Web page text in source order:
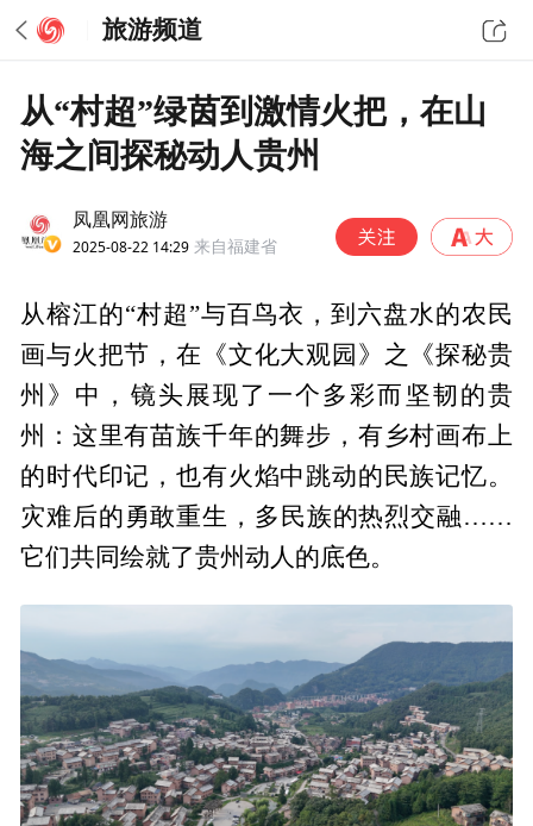
旅游频道
从“村超”绿茵到激情火把，在山
海之间探秘动人贵州
凤凰网旅游
2025-08-22 14:29 来自福建省
从榕江的“村超”与百鸟衣，到六盘水的农民
画与火把节，在《文化大观园》之《探秘贵
州》中，镜头展现了一个多彩而坚韧的贵
州：这里有苗族千年的舞步，有乡村画布上
的时代印记，也有火焰中跳动的民族记忆。
灾难后的勇敢重生，多民族的热烈交融……
它们共同绘就了贵州动人的底色。